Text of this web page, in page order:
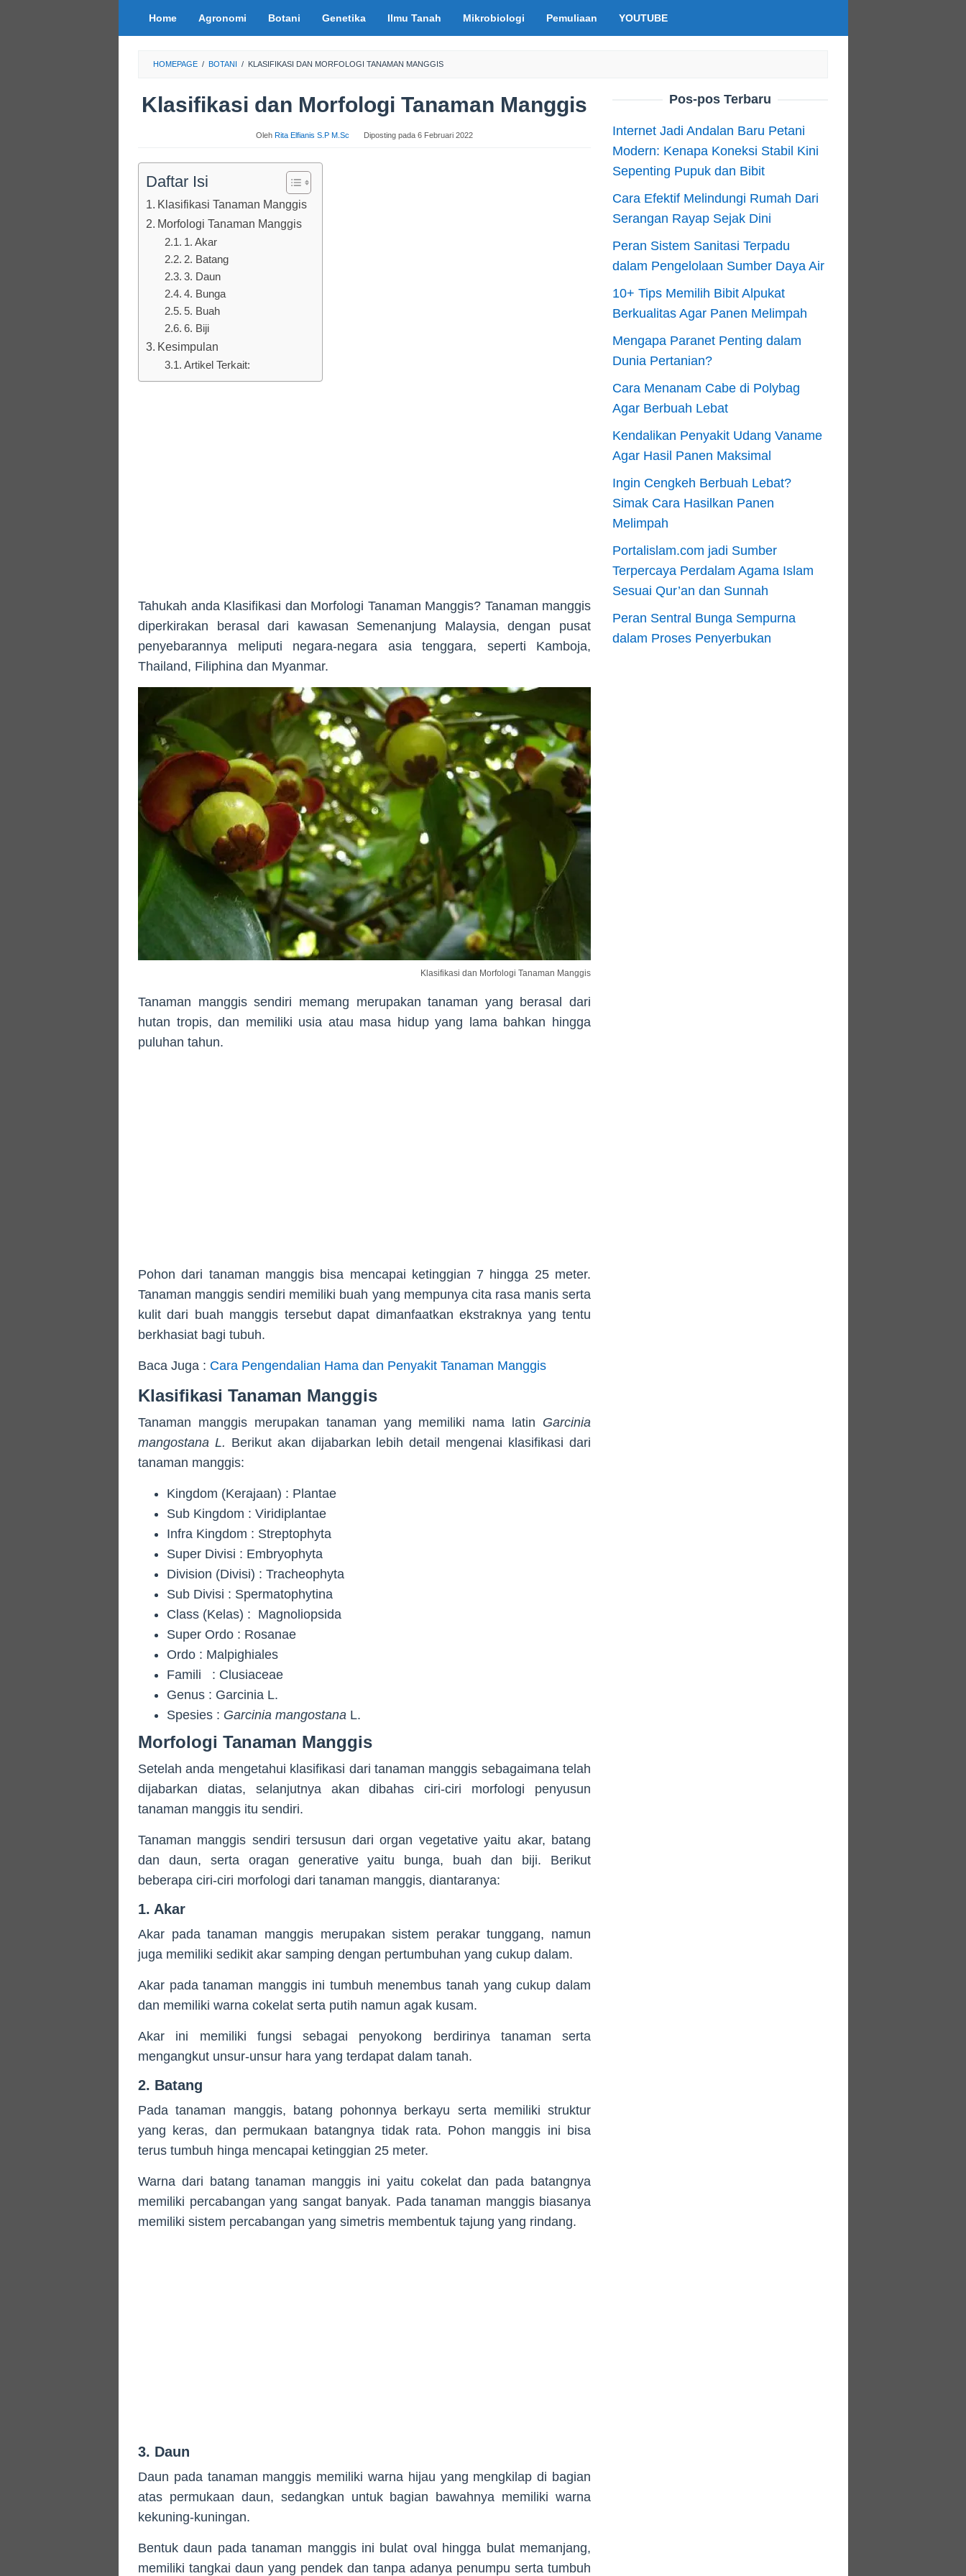
Home Agronomi Botani Genetika Ilmu Tanah Mikrobiologi Pemuliaan YOUTUBE
HOMEPAGE / BOTANI / KLASIFIKASI DAN MORFOLOGI TANAMAN MANGGIS
Klasifikasi dan Morfologi Tanaman Manggis
Oleh Rita Elfianis S.P M.Sc Diposting pada 6 Februari 2022
Daftar Isi
Klasifikasi Tanaman Manggis
Morfologi Tanaman Manggis
1. Akar
2. Batang
3. Daun
4. Bunga
5. Buah
6. Biji
Kesimpulan
Artikel Terkait:
Tahukah anda Klasifikasi dan Morfologi Tanaman Manggis? Tanaman manggis
diperkirakan berasal dari kawasan Semenanjung Malaysia, dengan pusat
penyebarannya meliputi negara-negara asia tenggara, seperti Kamboja,
Thailand, Filiphina dan Myanmar.
Klasifikasi dan Morfologi Tanaman Manggis
Tanaman manggis sendiri memang merupakan tanaman yang berasal dari
hutan tropis, dan memiliki usia atau masa hidup yang lama bahkan hingga
puluhan tahun.
Pohon dari tanaman manggis bisa mencapai ketinggian 7 hingga 25 meter.
Tanaman manggis sendiri memiliki buah yang mempunya cita rasa manis serta
kulit dari buah manggis tersebut dapat dimanfaatkan ekstraknya yang tentu
berkhasiat bagi tubuh.
Baca Juga : Cara Pengendalian Hama dan Penyakit Tanaman Manggis
Klasifikasi Tanaman Manggis
Tanaman manggis merupakan tanaman yang memiliki nama latin Garcinia
mangostana L. Berikut akan dijabarkan lebih detail mengenai klasifikasi dari
tanaman manggis:
Kingdom (Kerajaan) : Plantae
Sub Kingdom : Viridiplantae
Infra Kingdom : Streptophyta
Super Divisi : Embryophyta
Division (Divisi) : Tracheophyta
Sub Divisi : Spermatophytina
Class (Kelas) : Magnoliopsida
Super Ordo : Rosanae
Ordo : Malpighiales
Famili : Clusiaceae
Genus : Garcinia L.
Spesies : Garcinia mangostana L.
Morfologi Tanaman Manggis
Setelah anda mengetahui klasifikasi dari tanaman manggis sebagaimana telah
dijabarkan diatas, selanjutnya akan dibahas ciri-ciri morfologi penyusun
tanaman manggis itu sendiri.
Tanaman manggis sendiri tersusun dari organ vegetative yaitu akar, batang
dan daun, serta oragan generative yaitu bunga, buah dan biji. Berikut
beberapa ciri-ciri morfologi dari tanaman manggis, diantaranya:
1. Akar
Akar pada tanaman manggis merupakan sistem perakar tunggang, namun
juga memiliki sedikit akar samping dengan pertumbuhan yang cukup dalam.
Akar pada tanaman manggis ini tumbuh menembus tanah yang cukup dalam
dan memiliki warna cokelat serta putih namun agak kusam.
Akar ini memiliki fungsi sebagai penyokong berdirinya tanaman serta
mengangkut unsur-unsur hara yang terdapat dalam tanah.
2. Batang
Pada tanaman manggis, batang pohonnya berkayu serta memiliki struktur
yang keras, dan permukaan batangnya tidak rata. Pohon manggis ini bisa
terus tumbuh hinga mencapai ketinggian 25 meter.
Warna dari batang tanaman manggis ini yaitu cokelat dan pada batangnya
memiliki percabangan yang sangat banyak. Pada tanaman manggis biasanya
memiliki sistem percabangan yang simetris membentuk tajung yang rindang.
3. Daun
Daun pada tanaman manggis memiliki warna hijau yang mengkilap di bagian
atas permukaan daun, sedangkan untuk bagian bawahnya memiliki warna
kekuning-kuningan.
Bentuk daun pada tanaman manggis ini bulat oval hingga bulat memanjang,
memiliki tangkai daun yang pendek dan tanpa adanya penumpu serta tumbuh
Pos-pos Terbaru
Internet Jadi Andalan Baru Petani
Modern: Kenapa Koneksi Stabil Kini
Sepenting Pupuk dan Bibit
Cara Efektif Melindungi Rumah Dari
Serangan Rayap Sejak Dini
Peran Sistem Sanitasi Terpadu
dalam Pengelolaan Sumber Daya Air
10+ Tips Memilih Bibit Alpukat
Berkualitas Agar Panen Melimpah
Mengapa Paranet Penting dalam
Dunia Pertanian?
Cara Menanam Cabe di Polybag
Agar Berbuah Lebat
Kendalikan Penyakit Udang Vaname
Agar Hasil Panen Maksimal
Ingin Cengkeh Berbuah Lebat?
Simak Cara Hasilkan Panen
Melimpah
Portalislam.com jadi Sumber
Terpercaya Perdalam Agama Islam
Sesuai Qur’an dan Sunnah
Peran Sentral Bunga Sempurna
dalam Proses Penyerbukan